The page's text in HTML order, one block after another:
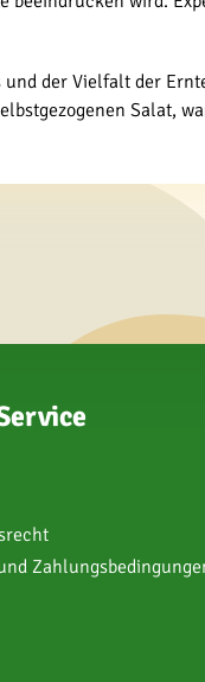
der Vielfalt der
Salat,